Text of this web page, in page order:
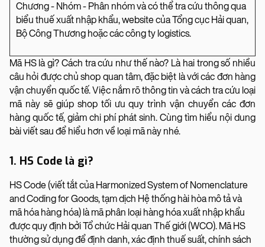
Chương - Nhóm - Phân nhóm và có thể tra cứu thông qua
biểu thuế xuất nhập khẩu, website của Tổng cục Hải quan,
Bộ Công Thương hoặc các công ty logistics.
Mã HS là gì? Cách tra cứu như thế nào? Là hai trong số nhiều
câu hỏi được chủ shop quan tâm, đặc biệt là với các đơn hàng
vận chuyển quốc tế. Việc nắm rõ thông tin và cách tra cứu loại
mã này sẽ giúp shop tối ưu quy trình vận chuyển các đơn
hàng quốc tế, giảm chi phí phát sinh. Cùng tìm hiểu nội dung
bài viết sau để hiểu hơn về loại mã này nhé.
1. HS Code là gì?
HS Code (viết tắt của Harmonized System of Nomenclature
and Coding for Goods, tạm dịch Hệ thống hài hòa mô tả và
mã hóa hàng hóa) là mã phân loại hàng hóa xuất nhập khẩu
được quy định bởi Tổ chức Hải quan Thế giới (WCO). Mã HS
thường sử dụng để định danh, xác định thuế suất, chính sách